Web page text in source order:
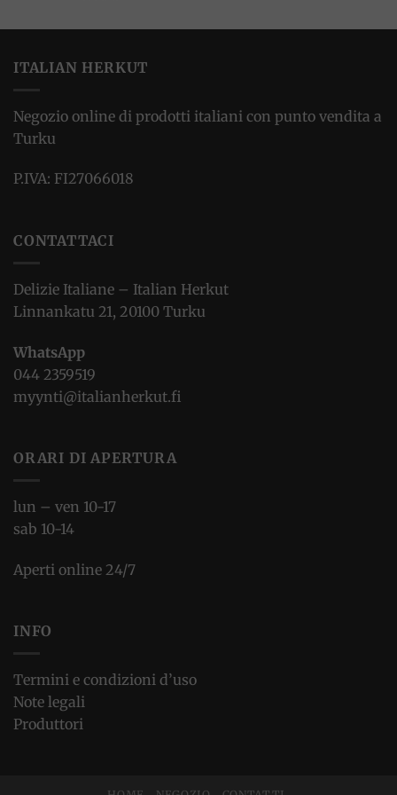
ITALIAN HERKUT
Negozio online di prodotti italiani con punto vendita a
Turku
P.IVA: FI27066018
CONTATTACI
Delizie Italiane – Italian Herkut
Linnankatu 21, 20100 Turku
WhatsApp
044 2359519
myynti@italianherkut.fi
ORARI DI APERTURA
lun – ven 10-17
sab 10-14
Aperti online 24/7
INFO
Termini e condizioni d’uso
Note legali
Produttori